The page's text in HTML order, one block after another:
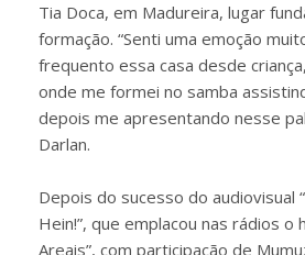
Tia Doca, em Madureira, lugar
formação. “Senti uma emoção
frequento essa casa desde
onde me formei no samba
depois me apresentando nesse
Darlan.
Depois do sucesso do audiovisual
Hein!”, que emplacou nas rádios o
Areais”, com participação de